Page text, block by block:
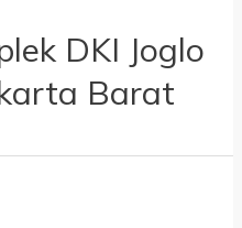
DKI Joglo
Barat